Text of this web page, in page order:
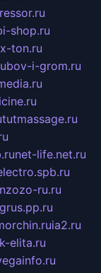
shop.ru
x-ton.ru
i-grom.ru
tutmassage.ru
net-life.net.ru
ru.ru
ia2.ru
elita.ru